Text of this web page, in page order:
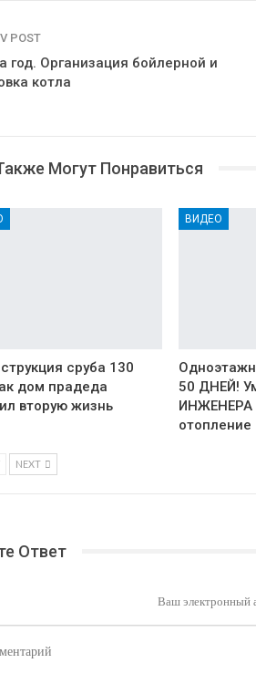
POST
год. Организация бойлерной и
котла
Могут Понравиться
сруба 130
дом прадеда
вторую жизнь
ВИДЕО
50 ДНЕЙ!
ИНЖЕНЕРА
отопление
NEXT
Ответ
Ваш электронный